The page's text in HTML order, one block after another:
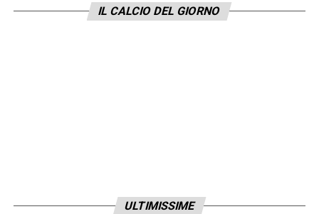
IL CALCIO DEL GIORNO
ULTIMISSIME